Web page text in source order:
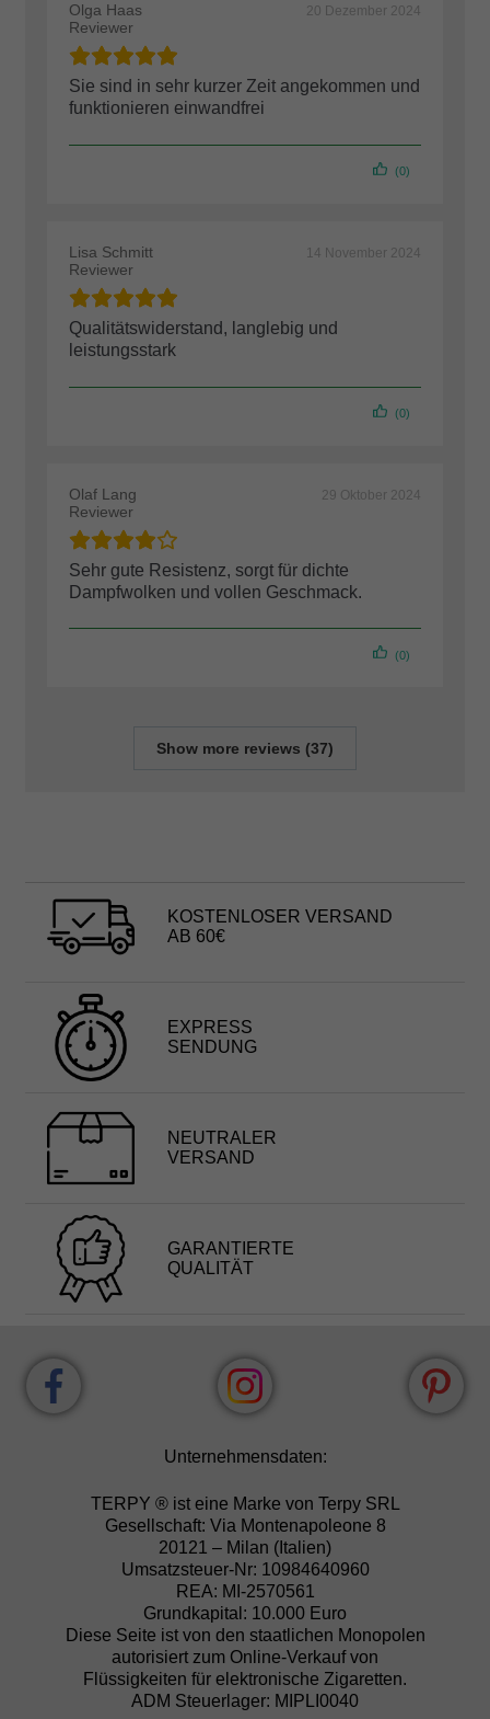
Olga Haas
Reviewer
20 Dezember 2024
Sie sind in sehr kurzer Zeit angekommen und
funktionieren einwandfrei
(0)
Lisa Schmitt
Reviewer
14 November 2024
Qualitätswiderstand, langlebig und
leistungsstark
(0)
Olaf Lang
Reviewer
29 Oktober 2024
Sehr gute Resistenz, sorgt für dichte
Dampfwolken und vollen Geschmack.
(0)
Show more reviews (37)
KOSTENLOSER VERSAND
AB 60€
EXPRESS
SENDUNG
NEUTRALER
VERSAND
GARANTIERTE
QUALITÄT
Unternehmensdaten:
TERPY ® ist eine Marke von Terpy SRL
Gesellschaft: Via Montenapoleone 8
20121 – Milan (Italien)
Umsatzsteuer-Nr: 10984640960
REA: MI-2570561
Grundkapital: 10.000 Euro
Diese Seite ist von den staatlichen Monopolen
autorisiert zum Online-Verkauf von
Flüssigkeiten für elektronische Zigaretten.
ADM Steuerlager: MIPLI0040